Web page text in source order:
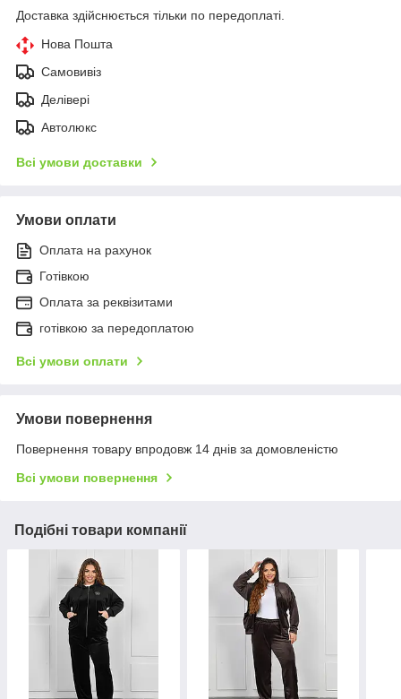
Доставка здійснюється тільки по передоплаті.
Нова Пошта
Самовивіз
Делівері
Автолюкс
Всі умови доставки
Умови оплати
Оплата на рахунок
Готівкою
Оплата за реквізитами
готівкою за передоплатою
Всі умови оплати
Умови повернення
Повернення товару впродовж 14 днів за домовленістю
Всі умови повернення
Подібні товари компанії